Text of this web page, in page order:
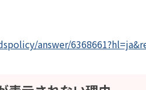
answer/